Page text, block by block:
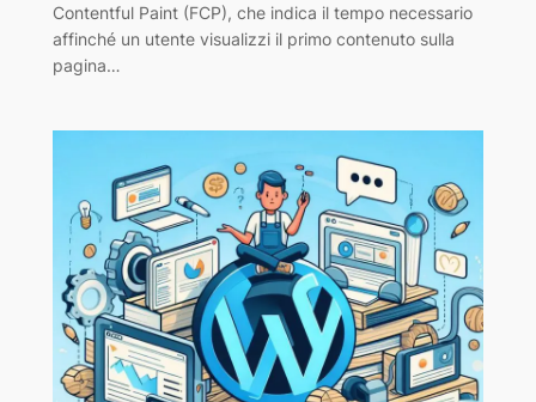
Contentful Paint (FCP), che indica il tempo necessario
affinché un utente visualizzi il primo contenuto sulla
pagina…